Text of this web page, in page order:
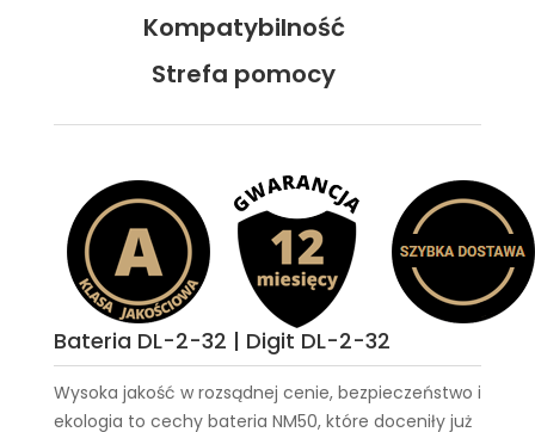
Kompatybilność
Strefa pomocy
Bateria DL-2-32 | Digit DL-2-32
Wysoka jakość w rozsądnej cenie, bezpieczeństwo i
ekologia to cechy bateria NM50, które doceniły już